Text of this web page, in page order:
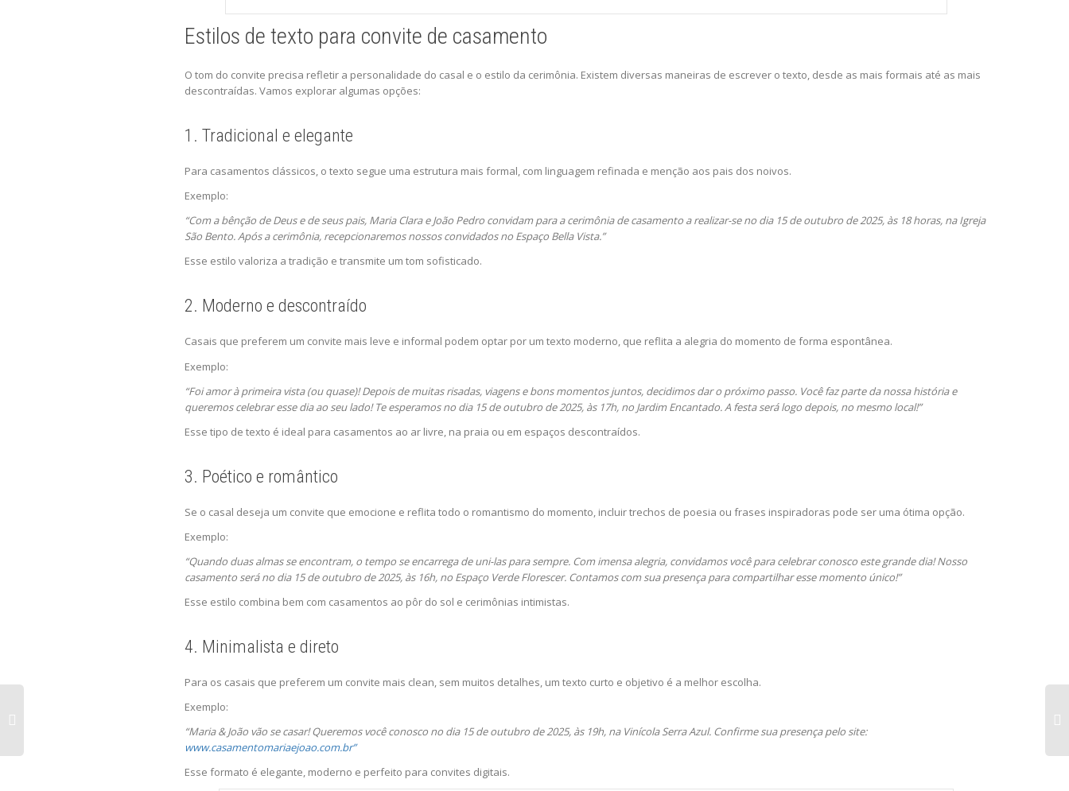
Estilos de texto para convite de casamento
O tom do convite precisa refletir a personalidade do casal e o estilo da cerimônia. Existem diversas maneiras de escrever o texto, desde as mais formais até as mais
descontraídas. Vamos explorar algumas opções:
1. Tradicional e elegante
Para casamentos clássicos, o texto segue uma estrutura mais formal, com linguagem refinada e menção aos pais dos noivos.
Exemplo:
“Com a bênção de Deus e de seus pais, Maria Clara e João Pedro convidam para a cerimônia de casamento a realizar-se no dia 15 de outubro de 2025, às 18 horas, na Igreja
São Bento. Após a cerimônia, recepcionaremos nossos convidados no Espaço Bella Vista.”
Esse estilo valoriza a tradição e transmite um tom sofisticado.
2. Moderno e descontraído
Casais que preferem um convite mais leve e informal podem optar por um texto moderno, que reflita a alegria do momento de forma espontânea.
Exemplo:
“Foi amor à primeira vista (ou quase)! Depois de muitas risadas, viagens e bons momentos juntos, decidimos dar o próximo passo. Você faz parte da nossa história e
queremos celebrar esse dia ao seu lado! Te esperamos no dia 15 de outubro de 2025, às 17h, no Jardim Encantado. A festa será logo depois, no mesmo local!”
Esse tipo de texto é ideal para casamentos ao ar livre, na praia ou em espaços descontraídos.
3. Poético e romântico
Se o casal deseja um convite que emocione e reflita todo o romantismo do momento, incluir trechos de poesia ou frases inspiradoras pode ser uma ótima opção.
Exemplo:
“Quando duas almas se encontram, o tempo se encarrega de uni-las para sempre. Com imensa alegria, convidamos você para celebrar conosco este grande dia! Nosso
casamento será no dia 15 de outubro de 2025, às 16h, no Espaço Verde Florescer. Contamos com sua presença para compartilhar esse momento único!”
Esse estilo combina bem com casamentos ao pôr do sol e cerimônias intimistas.
4. Minimalista e direto
Para os casais que preferem um convite mais clean, sem muitos detalhes, um texto curto e objetivo é a melhor escolha.
Exemplo:
“Maria & João vão se casar! Queremos você conosco no dia 15 de outubro de 2025, às 19h, na Vinícola Serra Azul. Confirme sua presença pelo site:
www.casamentomariaejoao.com.br”
Esse formato é elegante, moderno e perfeito para convites digitais.